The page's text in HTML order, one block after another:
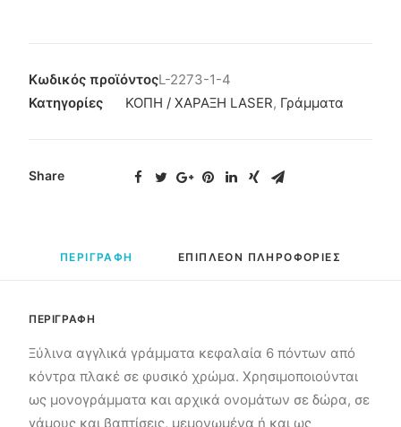
Κωδικός προϊόντοςL-2273-1-4
Κατηγορίες
ΚΟΠΗ / ΧΑΡΑΞΗ LASER, Γράμματα
Share
ΠΕΡΙΓΡΑΦΗ ΕΠΙΠΛΕΟΝ ΠΛΗΡΟΦΟΡΙΕΣ
ΠΕΡΙΓΡΑΦΗ
Ξύλινα αγγλικά γράμματα κεφαλαία 6 πόντων από
κόντρα πλακέ σε φυσικό χρώμα. Χρησιμοποιούνται
ως μονογράμματα και αρχικά ονομάτων σε δώρα, σε
γάμους και βαπτίσεις, μεμονωμένα ή και ως